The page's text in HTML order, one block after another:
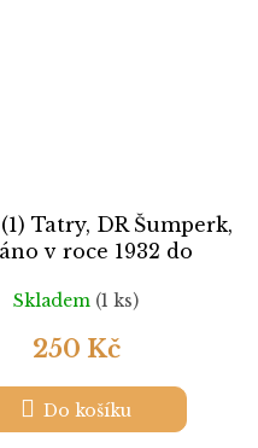
Tatry, DR Šumperk,
v roce 1932 do
Skladem (1 ks)
250 Kč
Do košíku